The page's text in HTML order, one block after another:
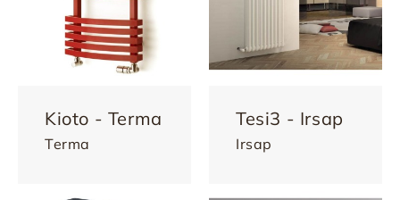
Kioto - Terma
Terma
Tesi3 - Irsap
Irsap